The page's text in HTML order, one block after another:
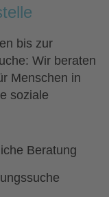
bis zur
Wir beraten
Menschen in
soziale
Beratung